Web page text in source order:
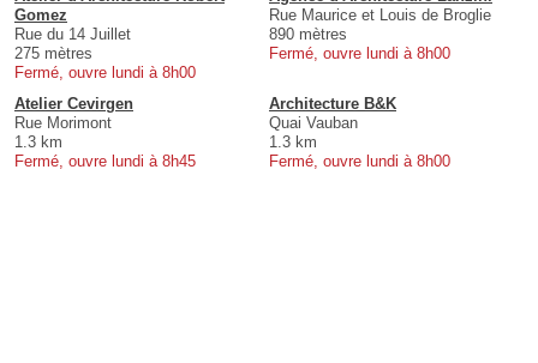
Gomez
Rue du 14 Juillet
275 mètres
Fermé, ouvre lundi à 8h00
Rue Maurice et Louis de Broglie
890 mètres
Fermé, ouvre lundi à 8h00
Atelier Cevirgen
Rue Morimont
1.3 km
Fermé, ouvre lundi à 8h45
Architecture B&K
Quai Vauban
1.3 km
Fermé, ouvre lundi à 8h00